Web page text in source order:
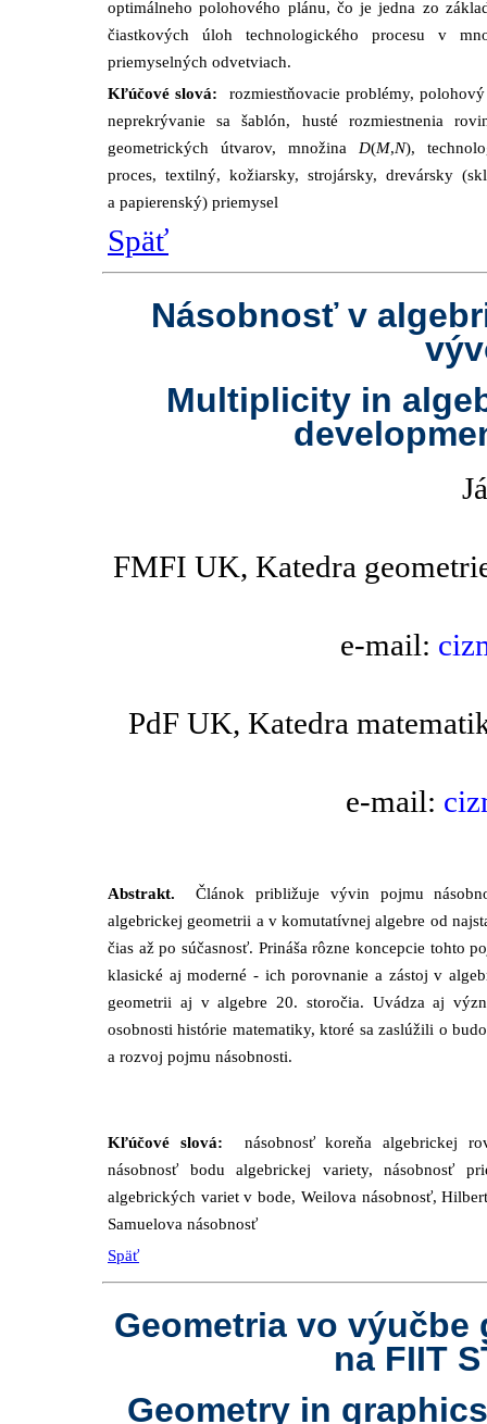
optimálneho polohového plánu, čo je jedna zo
čiastkových úloh technologického procesu v
priemyselných odvetviach.
Kľúčové slová: rozmiestňovacie problémy,
neprekrývanie sa šablón, husté rozmiestnenia
geometrických útvarov, množina D(M,N),
proces, textilný, kožiarsky, strojársky, drevársky
a papierenský) priemysel
Späť
Násobnosť v
Multiplicity in
FMFI UK, Katedra
e-mail:
PdF UK, Katedra
e-mail:
Abstrakt.Článok približuje vývin pojmu
algebrickej geometrii a v komutatívnej algebre od
čias až po súčasnosť. Prináša rôzne koncepcie tohto
klasické aj moderné - ich porovnanie a zástoj v
geometrii aj v algebre 20. storočia. Uvádza aj
osobnosti histórie matematiky, ktoré sa zaslúžili o
a rozvoj pojmu násobnosti.
Kľúčové slová: násobnosť koreňa algebrickej
násobnosť bodu algebrickej variety, násobnosť
algebrických variet v bode, Weilova násobnosť,
Samuelova násobnosť
Späť
Geometria vo
na FIIT
Geometry in